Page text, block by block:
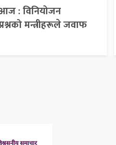
: विनियोजन
मन्त्रीहरूले जवाफ